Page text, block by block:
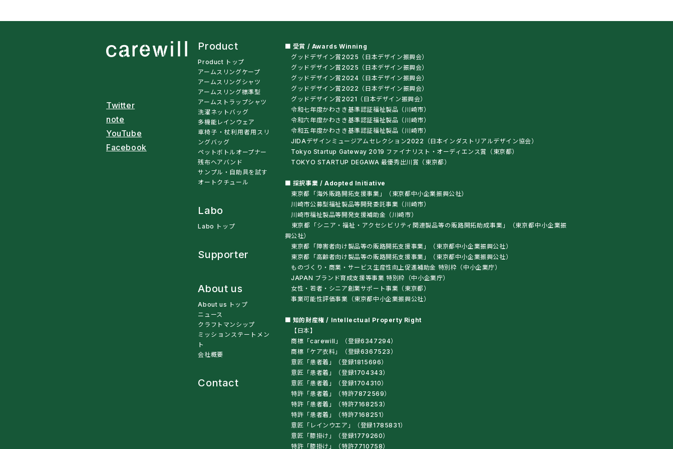
Product
Product トップ
アームスリングケープ
アームスリングシャツ
アームスリング標準型
アームストラップシャツ
洗濯ネットバッグ
多機能レインウェア
車椅子・杖利用者用スリ
ングバッグ
ペットボトルオープナー
残布ヘアバンド
サンプル・自助具を試す
オートクチュール
Labo
Labo トップ
Supporter
About us
About us トップ
ニュース
クラフトマンシップ
ミッションステートメン
ト
会社概要
Contact
■ 受賞 / Awards Winning
グッドデザイン賞2025（日本デザイン振興会）
グッドデザイン賞2025（日本デザイン振興会）
グッドデザイン賞2024（日本デザイン振興会）
グッドデザイン賞2022（日本デザイン振興会）
グッドデザイン賞2021（日本デザイン振興会）
令和七年度かわさき基準認証福祉製品（川崎市）
令和六年度かわさき基準認証福祉製品（川崎市）
令和五年度かわさき基準認証福祉製品（川崎市）
JIDAデザインミュージアムセレクション2022（日本インダストリアルデザイン協会）
Tokyo Startup Gateway 2019 ファイナリスト・オーディエンス賞（東京都）
TOKYO STARTUP DEGAWA 最優秀出川賞（東京都）
■ 採択事業 / Adopted Initiative
東京都「海外販路開拓支援事業」（東京都中小企業振興公社）
川崎市公募型福祉製品等開発委託事業（川崎市）
川崎市福祉製品等開発支援補助金（川崎市）
東京都「シニア・福祉・アクセシビリティ関連製品等の販路開拓助成事業」（東京都中小企業振
興公社）
東京都「障害者向け製品等の販路開拓支援事業」（東京都中小企業振興公社）
東京都「高齢者向け製品等の販路開拓支援事業」（東京都中小企業振興公社）
ものづくり・商業・サービス生産性向上促進補助金 特別枠（中小企業庁）
JAPAN ブランド育成支援等事業 特別枠（中小企業庁）
女性・若者・シニア創業サポート事業（東京都）
事業可能性評価事業（東京都中小企業振興公社）
■ 知的財産権 / Intellectual Property Right
【日本】
商標「carewill」（登録6347294）
商標「ケア衣料」（登録6367523）
意匠「患者着」（登録1815696）
意匠「患者着」（登録1704343）
意匠「患者着」（登録1704310）
特許「患者着」（特許7872569）
特許「患者着」（特許7168253）
特許「患者着」（特許7168251）
意匠「レインウエア」（登録1785831）
意匠「膝掛け」（登録1779260）
特許「膝掛け」（特許7710758）
Twitter
note
YouTube
Facebook